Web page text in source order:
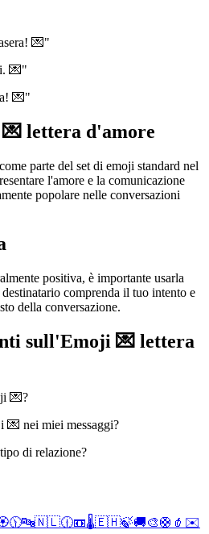
💌"
💌"
💌"
lettera d'amore
parte del set di emoji standard nel
l'amore e la comunicazione
popolare nelle conversazioni
positiva, è importante usarla
comprenda il tuo intento e
della conversazione.
sull'Emoji 💌 lettera
💌?
💌 nei miei messaggi?
di relazione?
🕦🔤🇳🇱🕧📼🌡️🇪🇭🍃🚚🎨🛟 🫑 ✉️